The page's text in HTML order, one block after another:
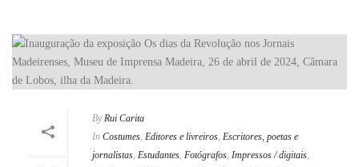
By Rui Carita
In Costumes, Editores e livreiros, Escritores, poetas e
jornalistas, Estudantes, Fotógrafos, Impressos / digitais,